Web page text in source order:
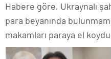
Habere göre, Ukraynalı
para beyanında
makamları paraya el